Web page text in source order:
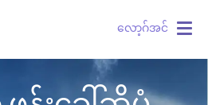
လော့ဂ်အင်